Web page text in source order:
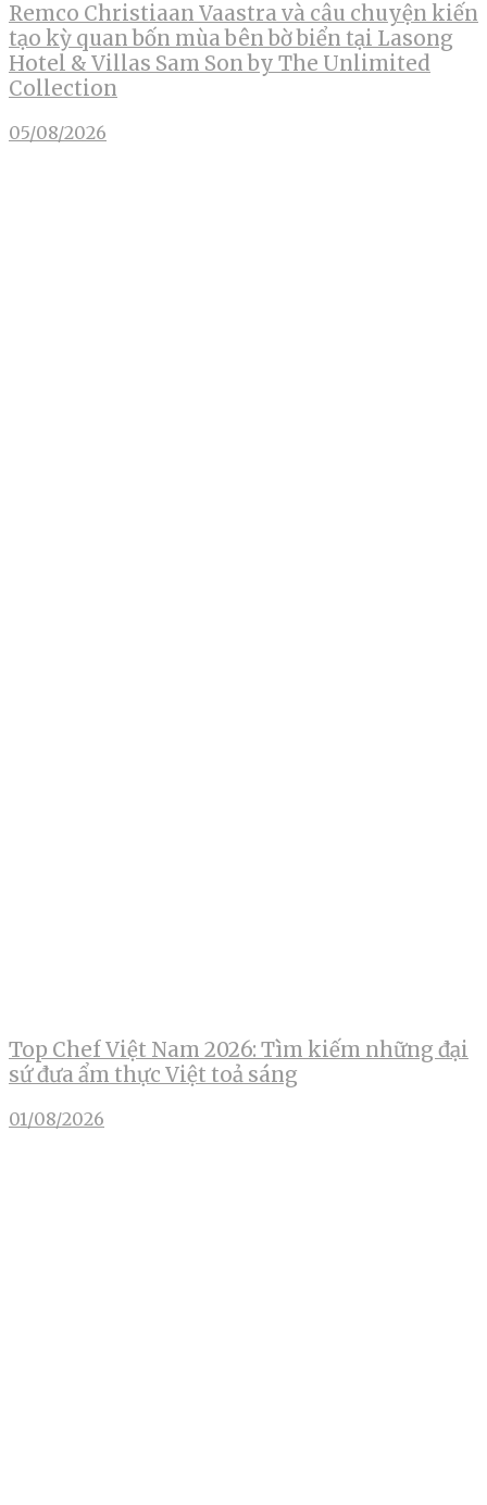
Remco Christiaan Vaastra và câu chuyện kiến
tạo kỳ quan bốn mùa bên bờ biển tại Lasong
Hotel & Villas Sam Son by The Unlimited
Collection
05/08/2026
Top Chef Việt Nam 2026: Tìm kiếm những đại
sứ đưa ẩm thực Việt toả sáng
01/08/2026